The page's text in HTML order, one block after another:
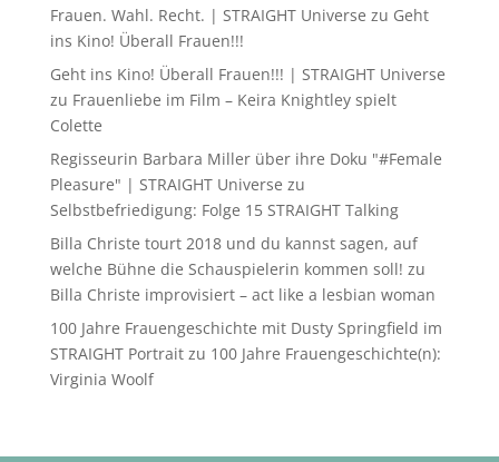
Frauen. Wahl. Recht. | STRAIGHT Universe zu Geht
ins Kino! Überall Frauen!!!
Geht ins Kino! Überall Frauen!!! | STRAIGHT Universe
zu Frauenliebe im Film – Keira Knightley spielt
Colette
Regisseurin Barbara Miller über ihre Doku "#Female
Pleasure" | STRAIGHT Universe zu
Selbstbefriedigung: Folge 15 STRAIGHT Talking
Billa Christe tourt 2018 und du kannst sagen, auf
welche Bühne die Schauspielerin kommen soll! zu
Billa Christe improvisiert – act like a lesbian woman
100 Jahre Frauengeschichte mit Dusty Springfield im
STRAIGHT Portraitzu 100 Jahre Frauengeschichte(n):
Virginia Woolf